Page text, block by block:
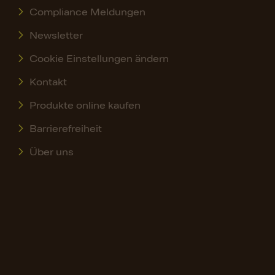
Compliance Meldungen
Newsletter
Cookie Einstellungen ändern
Kontakt
Produkte online kaufen
Barrierefreiheit
Über uns